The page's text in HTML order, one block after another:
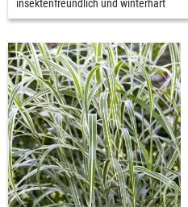
insektenfreundlich und winterhart